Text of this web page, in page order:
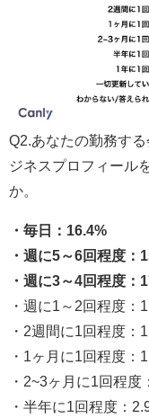
Q2.あなたの勤務す
ジネスプロフィール
か。
・毎日：16.4%
・週に5～6回程度：
・週に3～4回程度：
・週に1～2回程度：
・2週間に1回程度：
・1ヶ月に1回程度：
・2~3ヶ月に1回程度
・半年に1回程度：